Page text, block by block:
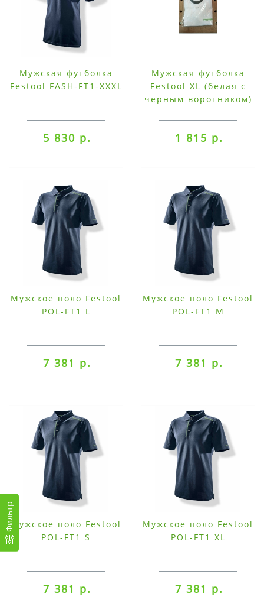
Фильтр
Мужская футболка
Festool FASH-FT1-XXXL
5 830 р.
Мужская футболка
Festool XL (белая с
черным воротником)
1 815 р.
Мужское поло Festool
POL-FT1 L
7 381 р.
Мужское поло Festool
POL-FT1 M
7 381 р.
Мужское поло Festool
POL-FT1 S
7 381 р.
Мужское поло Festool
POL-FT1 XL
7 381 р.